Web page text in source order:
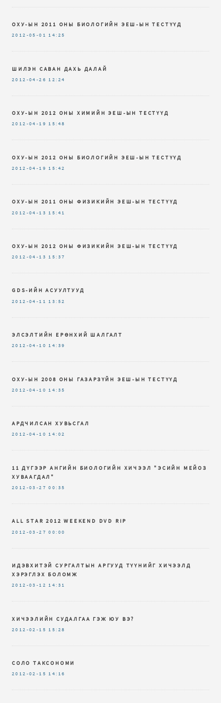
ОХУ-ЫН 2011 ОНЫ БИОЛОГИЙН ЭЕШ-ЫН ТЕСТҮҮД
2012-05-01 14:25
ШИЛЭН САВАН ДАХЬ ДАЛАЙ
2012-04-26 12:24
ОХУ-ЫН 2012 ОНЫ ХИМИЙН ЭЕШ-ЫН ТЕСТҮҮД
2012-04-19 15:48
ОХУ-ЫН 2012 ОНЫ БИОЛОГИЙН ЭЕШ-ЫН ТЕСТҮҮД
2012-04-19 15:42
ОХУ-ЫН 2011 ОНЫ ФИЗИКИЙН ЭЕШ-ЫН ТЕСТҮҮД
2012-04-13 15:41
ОХУ-ЫН 2012 ОНЫ ФИЗИКИЙН ЭЕШ-ЫН ТЕСТҮҮД
2012-04-13 15:37
GDS-ИЙН АСУУЛТУУД
2012-04-11 13:52
ЭЛСЭЛТИЙН ЕРӨНХИЙ ШАЛГАЛТ
2012-04-10 14:39
ОХУ-ЫН 2008 ОНЫ ГАЗАРЗҮЙН ЭЕШ-ЫН ТЕСТҮҮД
2012-04-10 14:35
АРДЧИЛСАН ХУВЬСГАЛ
2012-04-10 14:02
11 ДҮГЭЭР АНГИЙН БИОЛОГИЙН ХИЧЭЭЛ "ЭСИЙН МЕЙОЗ
ХУВААГДАЛ"
2012-03-27 00:35
ALL STAR 2012 WEEKEND DVD RIP
2012-03-27 00:00
ИДЭВХИТЭЙ СУРГАЛТЫН АРГУУД ТҮҮНИЙГ ХИЧЭЭЛД
ХЭРЭГЛЭХ БОЛОМЖ
2012-03-12 14:31
ХИЧЭЭЛИЙН СУДАЛГАА ГЭЖ ЮУ ВЭ?
2012-02-15 15:28
СОЛО ТАКСОНОМИ
2012-02-15 14:16